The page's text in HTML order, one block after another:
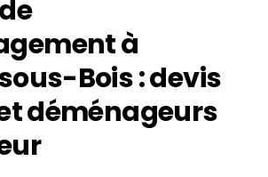
à
Bois : devis
déménageurs